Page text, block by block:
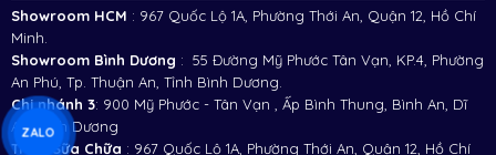
Showroom HCM : 967 Quốc Lộ 1A, Phường Thới An, Quận 12, Hồ Chí
Minh.
Showroom Bình Dương : 55 Đường Mỹ Phước Tân Vạn, KP.4, Phường
An Phú, Tp. Thuận An, Tỉnh Bình Dương.
Chi nhánh 3: 900 Mỹ Phước - Tân Vạn , Ấp Bình Thung, Bình An, Dĩ
An, Bình Dương
Trạm Sữa Chữa : 967 Quốc Lộ 1A, Phường Thới An, Quận 12, Hồ Chí
ZALO